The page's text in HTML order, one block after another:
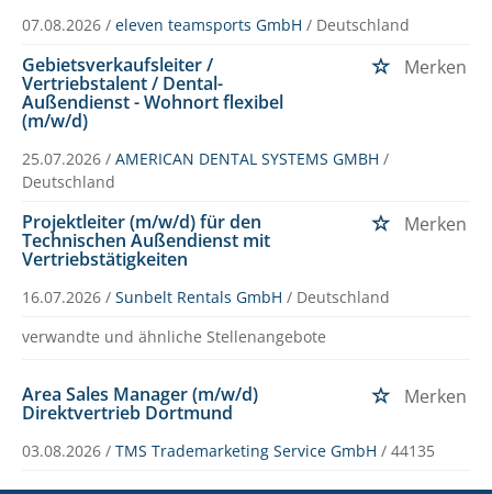
07.08.2026 / eleven teamsports GmbH / Deutschland
Gebietsverkaufsleiter /
Vertriebstalent / Dental-
Außendienst - Wohnort flexibel
(m/w/d)
Merken
25.07.2026 / AMERICAN DENTAL SYSTEMS GMBH /
Deutschland
Projektleiter (m/w/d) für den
Technischen Außendienst mit
Vertriebstätigkeiten
Merken
16.07.2026 / Sunbelt Rentals GmbH / Deutschland
verwandte und ähnliche Stellenangebote
Area Sales Manager (m/w/d)
Direktvertrieb Dortmund
Merken
03.08.2026 / TMS Trademarketing Service GmbH / 44135